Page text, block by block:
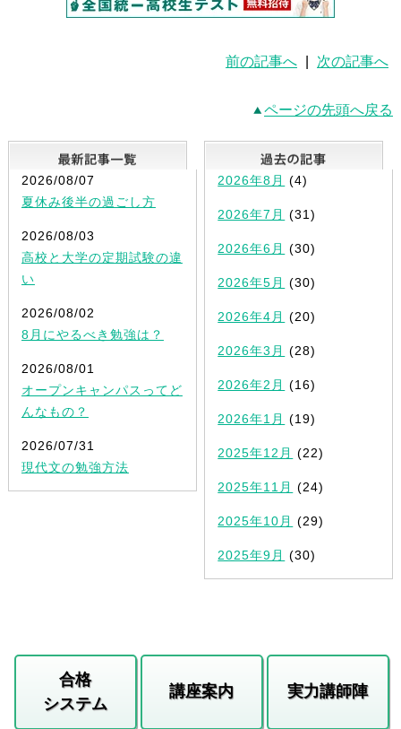
前の記事へ 次の記事へ
ページの先頭へ戻る
最新記事一覧
2026/08/07
夏休み後半の過ごし方
2026/08/03
高校と大学の定期試験の違
い
2026/08/02
8月にやるべき勉強は？
2026/08/01
オープンキャンパスってど
んなもの？
2026/07/31
現代文の勉強方法
2026年8月 (4)
2026年7月 (31)
2026年6月 (30)
2026年5月 (30)
2026年4月 (20)
2026年3月 (28)
2026年2月 (16)
2026年1月 (19)
2025年12月 (22)
2025年11月 (24)
2025年10月 (29)
2025年9月 (30)
合格
システム
講座案内 実力講師陣